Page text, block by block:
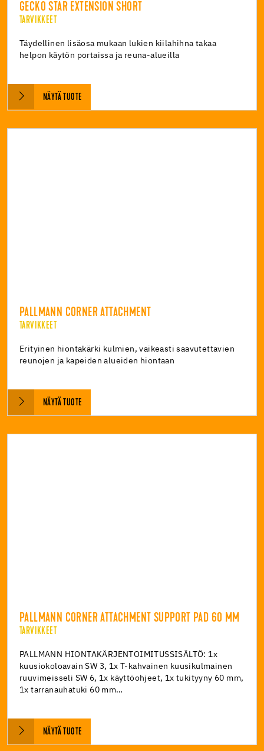
GECKO STAR EXTENSION SHORT
TARVIKKEET
Täydellinen lisäosa mukaan lukien kiilahihna takaa
helpon käytön portaissa ja reuna-alueilla
NÄYTÄ TUOTE
PALLMANN CORNER ATTACHMENT
TARVIKKEET
Erityinen hiontakärki kulmien, vaikeasti saavutettavien
reunojen ja kapeiden alueiden hiontaan
NÄYTÄ TUOTE
PALLMANN CORNER ATTACHMENT SUPPORT PAD 60 MM
TARVIKKEET
PALLMANN HIONTAKÄRJENTOIMITUSSISÄLTÖ: 1x
kuusiokoloavain SW 3, 1x T-kahvainen kuusikulmainen
ruuvimeisseli SW 6, 1x käyttöohjeet, 1x tukityyny 60 mm,
1x tarranauhatuki 60 mm…
NÄYTÄ TUOTE